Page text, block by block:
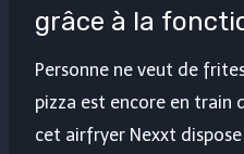
grâce à la
Personne ne veut de
pizza est encore en train
cet airfryer Nexxt